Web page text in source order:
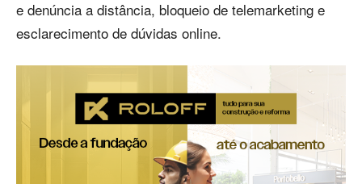
e denúncia a distância, bloqueio de telemarketing e
esclarecimento de dúvidas online.